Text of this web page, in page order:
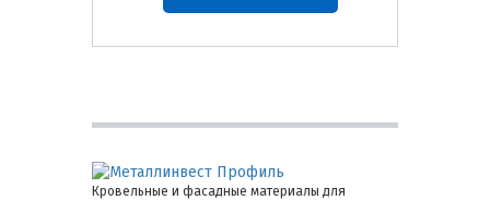
Кровельные и фасадные материалы для